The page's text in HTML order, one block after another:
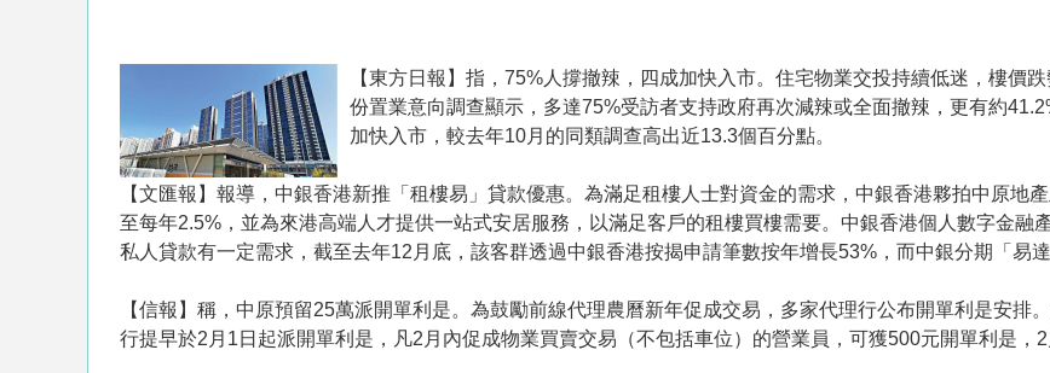
【東方日報】指，75%人撐撤辣，四成加快入市。住宅物業交投持續低迷，樓價
份置業意向調查顯示，多達75%受訪者支持政府再次減辣或全面撤辣，更有約
加快入市，較去年10月的同類調查高出近13.3個百分點。
【文匯報】報導，中銀香港新推「租樓易」貸款優惠。為滿足租樓人士對資金的需求，中銀香港夥拍中原地
至每年2.5%，並為來港高端人才提供一站式安居服務，以滿足客戶的租樓買樓需要。中銀香港個人數字金融
私人貸款有一定需求，截至去年12月底，該客群透過中銀香港按揭申請筆數按年增長53%，而中銀分期「易
【信報】稱，中原預留25萬派開單利是。為鼓勵前線代理農曆新年促成交易，多家代理行公布開單利是安排
行提早於2月1日起派開單利是，凡2月內促成物業買賣交易（不包括車位）的營業員，可獲500元開單利是，